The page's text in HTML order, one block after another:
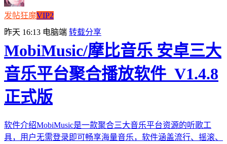
发帖狂魔VIP2
昨天 16:13 电脑端 转载分享
MobiMusic/摩比音乐 安卓三大
音乐平台聚合播放软件_V1.4.8
正式版
软件介绍MobiMusic是一款聚合三大音乐平台资源的听歌工
具，用户无需登录即可畅享海量音乐，软件涵盖流行、摇滚、